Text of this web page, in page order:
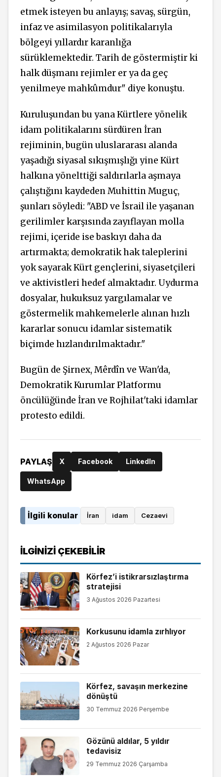
etmek isteyen bu anlayış; savaş, sürgün,
infaz ve asimilasyon politikalarıyla
bölgeyi yıllardır karanlığa
sürüklemektedir. Tarih de göstermiştir ki
halk düşmanı rejimler er ya da geç
yenilmeye mahkûmdur" diye konuştu.
Kuruluşundan bu yana Kürtlere yönelik
idam politikalarını sürdüren İran
rejiminin, bugün uluslararası alanda
yaşadığı siyasal sıkışmışlığı yine Kürt
halkına yönelttiği saldırılarla aşmaya
çalıştığını kaydeden Muhittin Muguç,
şunları söyledi: "ABD ve İsrail ile yaşanan
gerilimler karşısında zayıflayan molla
rejimi, içeride ise baskıyı daha da
artırmakta; demokratik hak taleplerini
yok sayarak Kürt gençlerini, siyasetçileri
ve aktivistleri hedef almaktadır. Uydurma
dosyalar, hukuksuz yargılamalar ve
göstermelik mahkemelerle alınan hızlı
kararlar sonucu idamlar sistematik
biçimde hızlandırılmaktadır."
Bugün de Şirnex, Mêrdîn ve Wan'da,
Demokratik Kurumlar Platformu
öncülüğünde İran ve Rojhilat'taki idamlar
protesto edildi.
PAYLAŞ X Facebook LinkedIn
WhatsApp
İlgili konular İran idam Cezaevi
İLGINIZI ÇEKEBILIR
Körfez’i istikrarsızlaştırma
stratejisi
3 Ağustos 2026 Pazartesi
Korkusunu idamla zırhlıyor
2 Ağustos 2026 Pazar
Körfez, savaşın merkezine
dönüştü
30 Temmuz 2026 Perşembe
Gözünü aldılar, 5 yıldır
tedavisiz
29 Temmuz 2026 Çarşamba